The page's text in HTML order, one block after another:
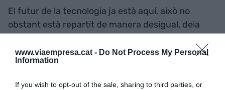
www.viaempresa.cat - Do Not Process My Personal
Information
If you wish to opt-out of the sale, sharing to third parties, or
El futur de la tecnologia ja està aquí, això no
obstant està repartit de manera desigual, deia
eines en la programació. L'adopció de copilots de
programació, com el ChatGPT, ha estat fulgurant.